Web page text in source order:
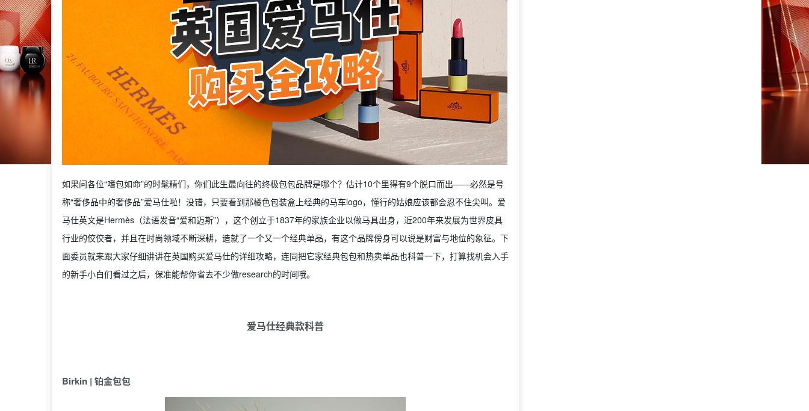
如果问各位“嗜包如命”的时髦精们，你们此生最向往的终极包包品牌是哪个？估计10个里得有9个脱口而出——必然是号
称“奢侈品中的奢侈品”爱马仕啦！没错，只要看到那橘色包装盒上经典的马车logo，懂行的姑娘应该都会忍不住尖叫。爱
马仕英文是Hermès（法语发音“爱和迈斯”），这个创立于1837年的家族企业以做马具出身，近200年来发展为世界皮具
行业的佼佼者，并且在时尚领域不断深耕，造就了一个又一个经典单品，有这个品牌傍身可以说是财富与地位的象征。下
面委员就来跟大家仔细讲讲在英国购买爱马仕的详细攻略，连同把它家经典包包和热卖单品也科普一下，打算找机会入手
的新手小白们看过之后，保准能帮你省去不少做research的时间哦。
爱马仕经典款科普
Birkin | 铂金包包